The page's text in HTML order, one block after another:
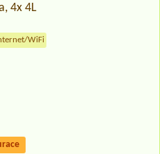
4x 4L
WiFi